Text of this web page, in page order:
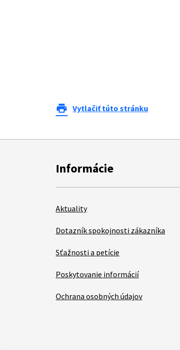
print Vytlačiť túto stránku
Informácie
Aktuality
Dotazník spokojnosti zákazníka
Sťažnosti a petície
Poskytovanie informácií
Ochrana osobných údajov